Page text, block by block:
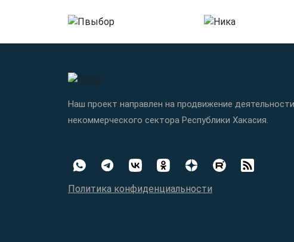
Наш проект направлен на продвижение деятельности
некоммерческого сектора Республики Хакасия.
Политика конфиденциальности